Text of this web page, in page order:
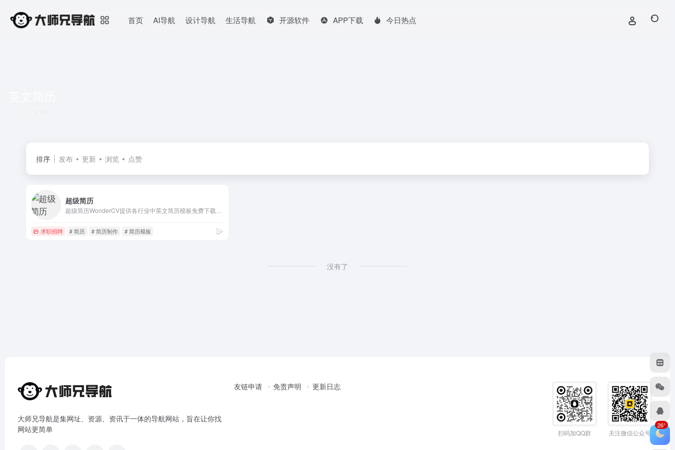
首页 AI导航 设计导航 生活导航 开源软件 APP下载 今日热点
排序 发布 更新 浏览 点赞
超级简历
求职招聘 # 简历 # 简历制作 # 简历模板
没有了
大师兄导航是集网址、资源、资讯于一体的导航网站，旨在让你找
网站更简单
友链申请 免责声明 更新日志
扫码加QQ群 关注微信公众号
26°